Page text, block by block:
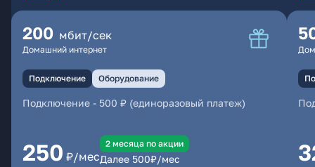
200 мбит/сек
Домашний интернет
Подключение Оборудование
Подключение - 500 ₽ (единоразовый платеж)
250 ₽/мес
2 месяцa по акции
Далее 500₽/мес